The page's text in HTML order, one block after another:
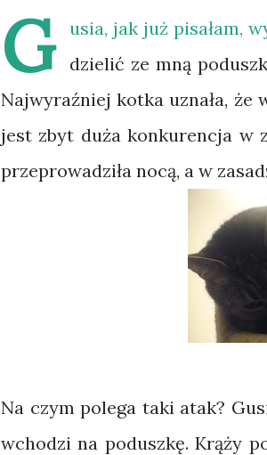
G
usia, jak już pisałam,
dzielić ze mną
Najwyraźniej kotka uznała,
jest zbyt duża konkurencja w
przeprowadziła nocą, a w
Na czym polega taki atak?
wchodzi na poduszkę. Krąży